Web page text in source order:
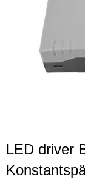
LED driver